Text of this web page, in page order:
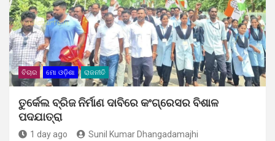
ବିଚାର ମୋ ଓଡ଼ିଶା ରାଜନୀତି
ତୁର୍କେଲ ବ୍ରିଜ ନିର୍ମାଣ ଦାବିରେ କଂଗ୍ରେସର ବିଶାଳ
ପଦଯାତ୍ରା
1 day ago Sunil Kumar Dhangadamajhi